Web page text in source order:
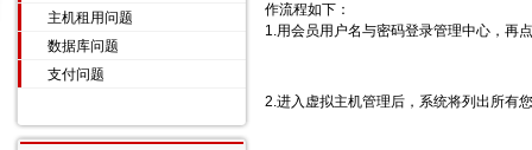
主机租用问题
数据库问题
支付问题
作流程如下：
1.用会员用户名与密码登录管理中心，再
2.进入虚拟主机管理后，系统将列出所有